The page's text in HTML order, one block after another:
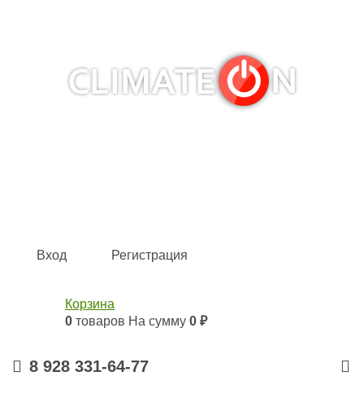
Вход Регистрация
Корзина
0 товаров На сумму 0 ₽
8 928 331-64-77